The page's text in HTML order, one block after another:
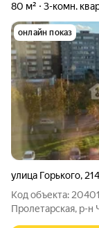
80 м² 3-комн.
онлайн показ
улица Горького, 214
Код объекта:
Пролетарская, р-